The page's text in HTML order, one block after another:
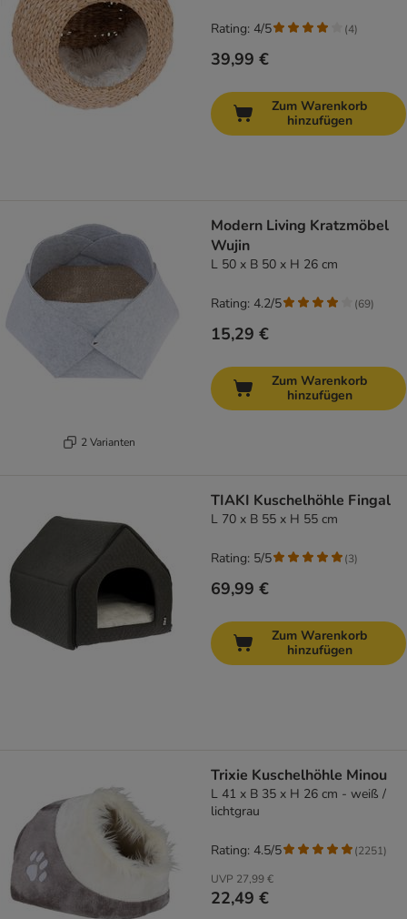
39,99 €
Rating: 4/5 (4)
Zum Warenkorb
hinzufügen
2 Varianten
Modern Living Kratzmöbel
Wujin
L 50 x B 50 x H 26 cm
15,29 €
Rating: 4.2/5 (69)
Zum Warenkorb
hinzufügen
TIAKI Kuschelhöhle Fingal
L 70 x B 55 x H 55 cm
69,99 €
Rating: 5/5 (3)
Zum Warenkorb
hinzufügen
Trixie Kuschelhöhle Minou
L 41 x B 35 x H 26 cm - weiß /
lichtgrau
UVP 27,99 €
22,49 €
Rating: 4.5/5 (2251)